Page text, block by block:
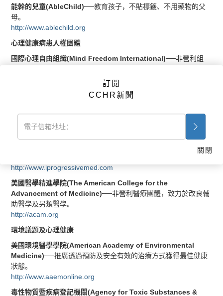
能幹的兒童(AbleChild)──教育孩子，不貼標籤、不用藥物的父
母。
http://www.ablechild.org
心理健康病患人權團體
國際心理自由組織(Mind Freedom International)──非營利組
http://www.mindfreedom.org/about-us
http://www.whitakerwellness.com
漸進用藥協會(Institute for Progressive Medicin)──傳統及輔
http://www.iprogressivemed.com
美國醫學精進學院(The American College for the
Advancement of Medicine)──非營利醫療團體，致力於改良輔
助醫學及另類醫學。
http://acam.org
環境議題及心理健康
美國環境醫學學院(American Academy of Environmental
Medicine)──推廣透過預防及安全有效的治療方式獲得最佳健康
狀態。
http://www.aaemonline.org
毒性物質暨疾病登記機關(Agency for Toxic Substances &
訂閱
CCHR新聞
關閉